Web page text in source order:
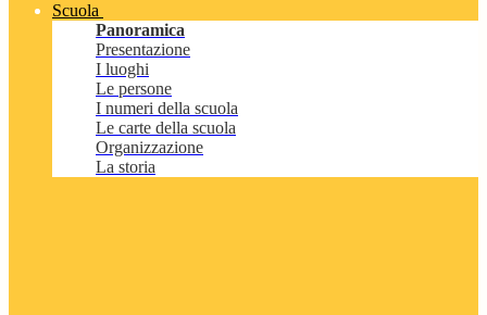
Scuola
Panoramica
Presentazione
I luoghi
Le persone
I numeri della scuola
Le carte della scuola
Organizzazione
La storia